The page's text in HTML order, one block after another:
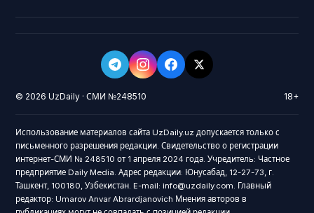
© 2026 UzDaily · СМИ №248510 18+
Использование материалов сайта UzDaily.uz допускается только с
письменного разрешения редакции. Свидетельство о регистрации
интернет-СМИ № 248510 от 1 апреля 2024 года. Учредитель: Частное
предприятие Daily Media. Адрес редакции: Юнусабад, 12-27-73, г.
Ташкент, 100180, Узбекистан. E-mail: info@uzdaily.com. Главный
редактор: Umarov Anvar Abrardjanovich Мнения авторов в